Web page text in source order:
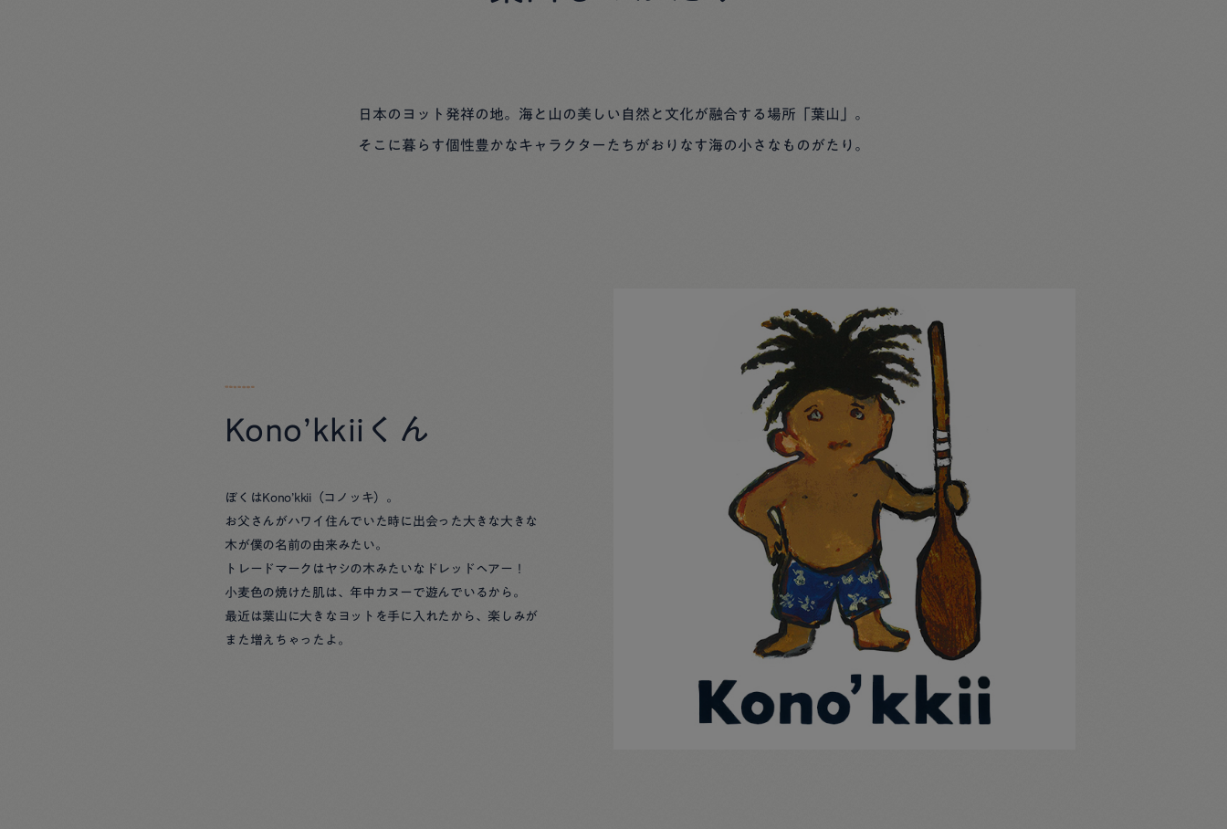
日本のヨット発祥の地。海と山の美しい自然と文化が融合する場所「葉山」。
そこに暮らす個性豊かなキャラクターたちがおりなす海の小さなものがたり。
Kono’kkiiくん
ぼくはKono’kkii（コノッキ）。
お父さんがハワイ住んでいた時に出会った大きな大きな
木が僕の名前の由来みたい。
トレードマークはヤシの木みたいなドレッドヘアー！
小麦色の焼けた肌は、年中カヌーで遊んでいるから。
最近は葉山に大きなヨットを手に入れたから、楽しみが
また増えちゃったよ。